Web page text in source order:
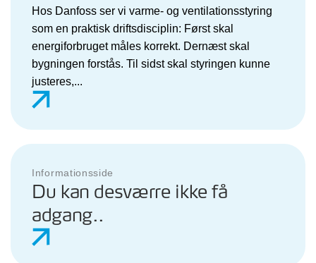
Hos Danfoss ser vi varme- og ventilationsstyring
som en praktisk driftsdisciplin: Først skal
energiforbruget måles korrekt. Dernæst skal
bygningen forstås. Til sidst skal styringen kunne
justeres,...
Informationsside
Du kan desværre ikke få
adgang..